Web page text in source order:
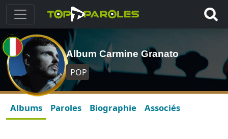
Album Carmine Granato
POP
Albums Paroles Biographie Associés